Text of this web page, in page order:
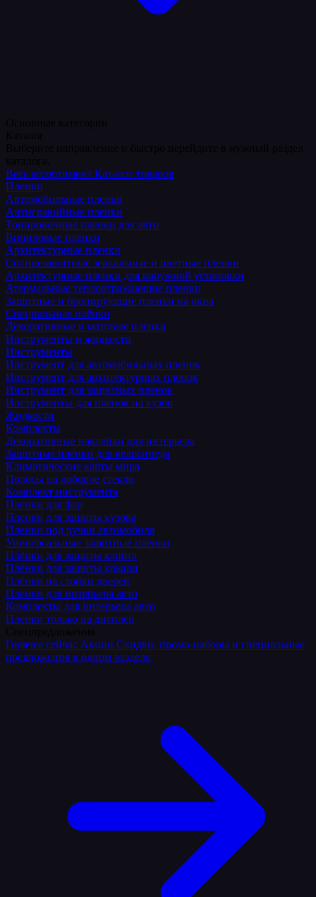
Весь ассортимент Каталог товаров
Пленки
Автомобильные пленки
Антигравийные пленки
Тонировочные пленки для авто
Виниловые пленки
Архитектурные пленки
Солнцезащитные зеркальные и цветные пленки
Архитектурные пленки для наружной установки
Атермальные теплоотражающие пленки
Защитные и бронирующие пленки на окна
Специальные плёнки
Декоративные и матовые пленки
Инструменты и жидкости
Инструменты
Инструмент для автомобильных пленок
Инструмент для архитектурных пленок
Инструмент для защитных пленок
Инструменты для пленок на кузов
Жидкости
Комплекты
Декоративные наклейки для интерьера
Защитные плёнки для велосипеда
Климатические карты мира
Полосы на лобовое стекло
Комплект инструмента
Пленки для фар
Пленки для защиты кузова
Пленки под ручки автомобиля
Универсальные защитные пленки
Плёнки для защиты капота
Плёнки для защиты крыши
Плёнки на стойки дверей
Пленки для интерьера авто
Комплекты для интерьера авто
Пленки только на дисплеи
Горячее сейчас Акции Скидки, промо-наборы и специальные
предложения в одном разделе.